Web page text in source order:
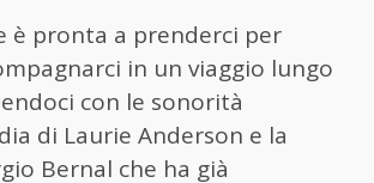
è pronta a prenderci per
in un viaggio lungo
con le sonorità
di Laurie Anderson e la
Bernal che ha già